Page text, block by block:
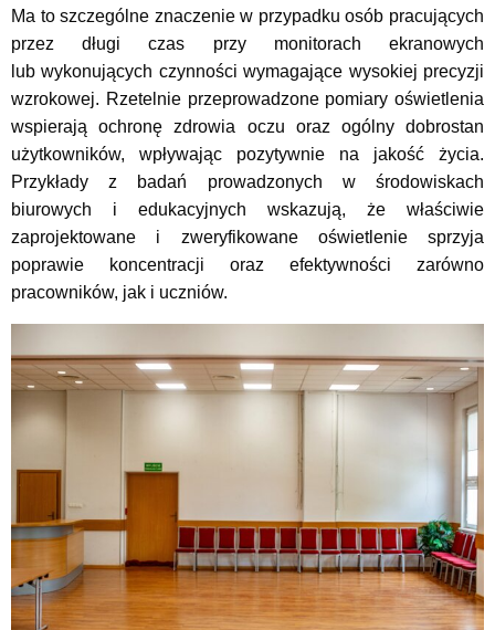
Ma to szczególne znaczenie w przypadku osób pracujących
przez długi czas przy monitorach ekranowych
lub wykonujących czynności wymagające wysokiej precyzji
wzrokowej. Rzetelnie przeprowadzone pomiary oświetlenia
wspierają ochronę zdrowia oczu oraz ogólny dobrostan
użytkowników, wpływając pozytywnie na jakość życia.
Przykłady z badań prowadzonych w środowiskach
biurowych i edukacyjnych wskazują, że właściwie
zaprojektowane i zweryfikowane oświetlenie sprzyja
poprawie koncentracji oraz efektywności zarówno
pracowników, jak i uczniów.